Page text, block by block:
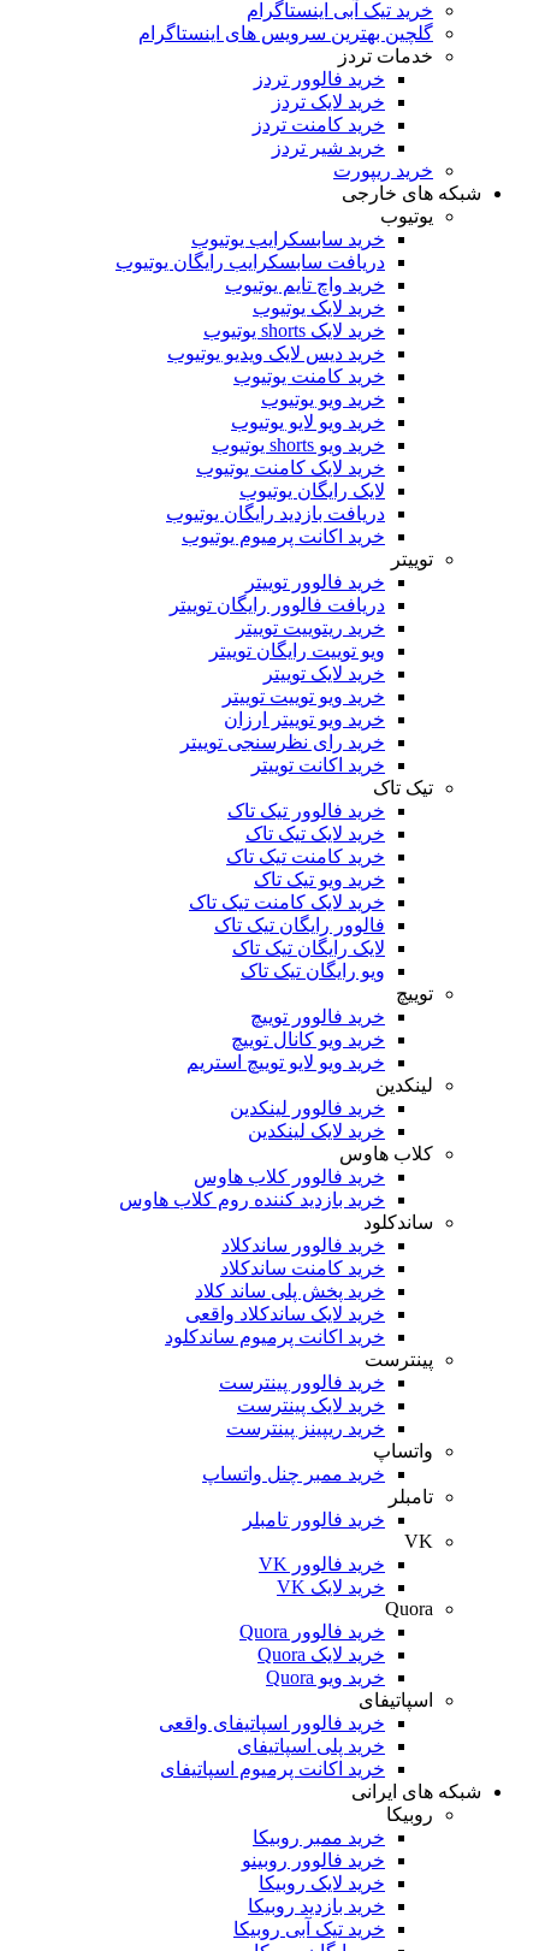
خرید تیک آبی اینستاگرام
گلچین بهترین سرویس های اینستاگرام
خدمات تردز
خرید فالوور تردز
خرید لایک تردز
خرید کامنت تردز
خرید شیر تردز
خرید ریپورت
شبکه های خارجی
یوتیوب
خرید سابسکرایب یوتیوب
دریافت سابسکرایب رایگان یوتیوب
خرید واچ تایم یوتیوب
خرید لایک یوتیوب
خرید لایک shorts یوتیوب
خرید دیس لایک ویدیو یوتیوب
خرید کامنت یوتیوب
خرید ویو یوتیوب
خرید ویو لایو یوتیوب
خرید ویو shorts یوتیوب
خرید لایک کامنت یوتیوب
لایک رایگان یوتیوب
دریافت بازدید رایگان یوتیوب
خرید اکانت پرمیوم یوتیوب
توییتر
خرید فالوور توییتر
دریافت فالوور رایگان توییتر
خرید ریتوییت توییتر
ویو توییت رایگان توییتر
خرید لایک توییتر
خرید ویو توییت توییتر
خرید ویو توییتر ارزان
خرید رای نظرسنجی توییتر
خرید اکانت توییتر
تیک تاک
خرید فالوور تیک تاک
خرید لایک تیک تاک
خرید کامنت تیک ‌تاک
خرید ویو تیک تاک
خرید لایک کامنت تیک تاک
فالوور رایگان تیک تاک
لایک رایگان تیک تاک
ویو رایگان تیک تاک
توییچ
خرید فالوور توییچ
خرید ویو کانال توییچ
خرید ویو لایو توییچ استریم
لینکدین
خرید فالوور لینکدین
خرید لایک لینکدین
کلاب هاوس
خرید فالوور کلاب هاوس
خرید بازدید کننده روم کلاب هاوس
ساندکلود
خرید فالوور ساندکلاد
خرید کامنت ساندکلاد
خرید پخش پلی ساند کلاد
خرید لایک ساندکلاد واقعی
خرید اکانت پرمیوم ساندکلود
پینترست
خرید فالوور پینترست
خرید لایک پینترست
خرید ریپینز پینترست
واتساپ
خرید ممبر چنل واتساپ
تامبلر
خرید فالوور تامبلر
خرید فالوور VK
خرید لایک VK
Quora
خرید فالوور Quora
خرید لایک Quora
خرید ویو Quora
اسپاتیفای
خرید فالوور اسپاتیفای واقعی
خرید پلی اسپاتیفای
خرید اکانت پرمیوم اسپاتیفای
شبکه های ایرانی
روبیکا
خرید ممبر روبیکا
خرید فالوور روبینو
خرید لایک روبیکا
خرید بازدید روبیکا
خرید تیک آبی روبیکا